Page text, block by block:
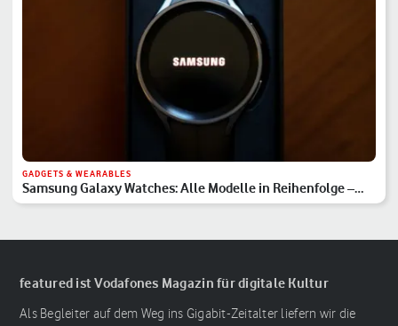
GADGETS & WEARABLES
Samsung Galaxy Watches: Alle Modelle in Reihenfolge –
Hauptserie, Classic & Ultra
featured ist Vodafones Magazin für digitale Kultur
Als Begleiter auf dem Weg ins Gigabit-Zeitalter liefern wir die